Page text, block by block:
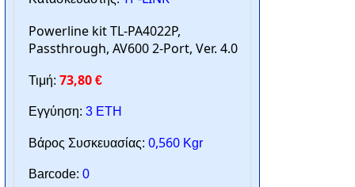
Powerline kit TL-PA4022P,
Passthrough, AV600 2-Port, Ver. 4.0
Τιμή: 73,80 €
Εγγύηση: 3 ΕΤΗ
Βάρος Συσκευασίας: 0,560 Kgr
Barcode: 0